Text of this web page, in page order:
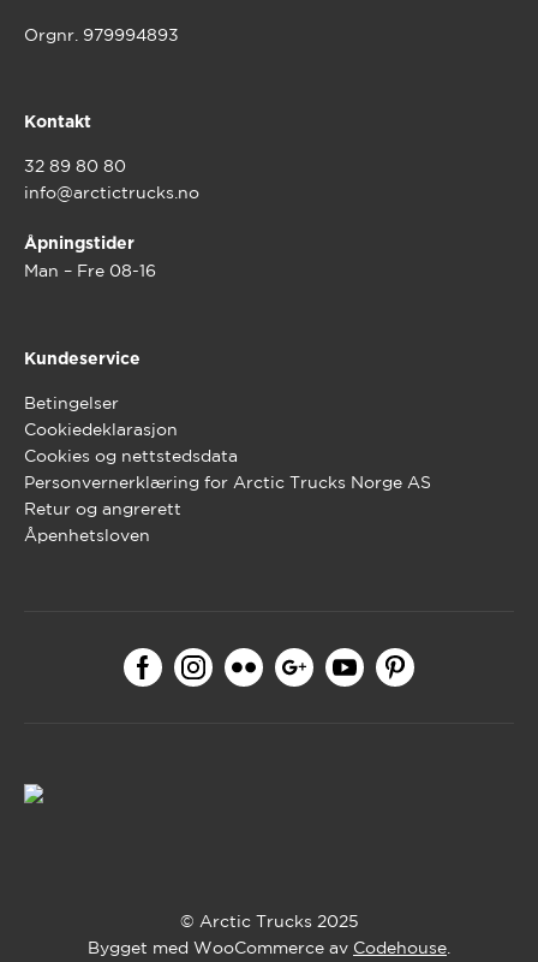
Orgnr. 979994893
Kontakt
32 89 80 80
info@arctictrucks.no
Åpningstider
Man – Fre 08-16
Kundeservice
Betingelser
Cookiedeklarasjon
Cookies og nettstedsdata
Personvernerklæring for Arctic Trucks Norge AS
Retur og angrerett
Åpenhetsloven
© Arctic Trucks 2025
Bygget med WooCommerce av Codehouse